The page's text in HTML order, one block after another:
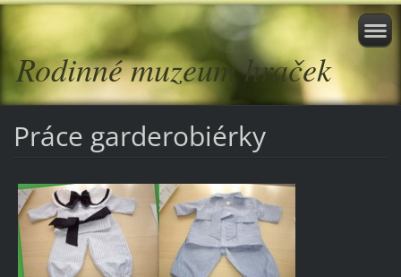
Rodinné muzeum hraček
Práce garderobiérky